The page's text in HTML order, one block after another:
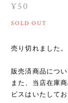
¥50
SOLD OUT
売り切れました。
販売済商品につ
また、当店在庫
ビスはいたして